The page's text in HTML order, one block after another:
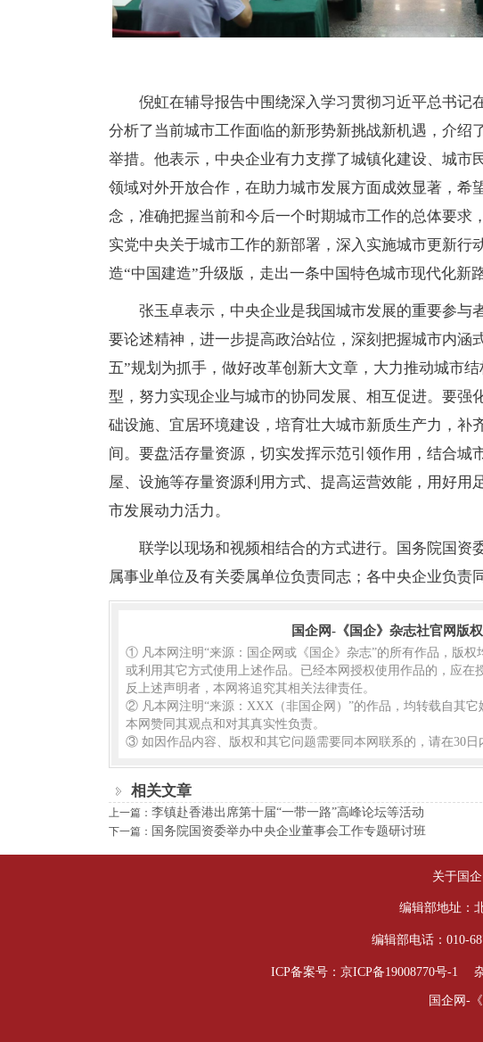
倪虹在辅导报告中围绕深入学习贯彻习近平总书记
分析了当前城市工作面临的新形势新挑战新机遇，介绍
举措。他表示，中央企业有力支撑了城镇化建设、城市
领域对外开放合作，在助力城市发展方面成效显著，希
念，准确把握当前和今后一个时期城市工作的总体要求
实党中央关于城市工作的新部署，深入实施城市更新行
造“中国建造”升级版，走出一条中国特色城市现代化新路
张玉卓表示，中央企业是我国城市发展的重要参与
要论述精神，进一步提高政治站位，深刻把握城市内涵
五”规划为抓手，做好改革创新大文章，大力推动城市
型，努力实现企业与城市的协同发展、相互促进。要强
础设施、宜居环境建设，培育壮大城市新质生产力，补
间。要盘活存量资源，切实发挥示范引领作用，结合城
屋、设施等存量资源利用方式、提高运营效能，用好用
市发展动力活力。
联学以现场和视频相结合的方式进行。国务院国资
属事业单位及有关委属单位负责同志；各中央企业负责
国企网-《国企》杂志社官网版
① 凡本网注明“来源：国企网或《国企》杂志”的所有作品，版
或利用其它方式使用上述作品。已经本网授权使用作品的，应在
反上述声明者，本网将追究其相关法律责任。
② 凡本网注明“来源：XXX（非国企网）”的作品，均转载自其
本网赞同其观点和对其真实性负责。
③ 如因作品内容、版权和其它问题需要同本网联系的，请在30日
相关文章
上一篇： 李镇赴香港出席第十届“一带一路”高峰论坛等活动
下一篇： 国务院国资委举办中央企业董事会工作专题研讨班
关于国企
编辑部地址：
编辑部电话：010-
ICP备案号：京ICP备19008770号-1
国企网-